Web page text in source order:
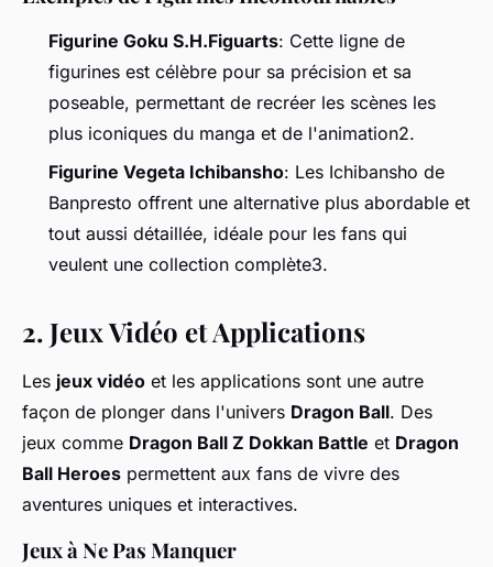
Figurine Goku S.H.Figuarts: Cette ligne de
figurines est célèbre pour sa précision et sa
poseable, permettant de recréer les scènes les
plus iconiques du manga et de l'animation2.
Figurine Vegeta Ichibansho: Les Ichibansho de
Banpresto offrent une alternative plus abordable et
tout aussi détaillée, idéale pour les fans qui
veulent une collection complète3.
2.Jeux Vidéo et Applications
Les jeux vidéo et les applications sont une autre
façon de plonger dans l'univers Dragon Ball. Des
jeux comme Dragon Ball Z Dokkan Battle et Dragon
Ball Heroes permettent aux fans de vivre des
aventures uniques et interactives.
Jeux à Ne Pas Manquer